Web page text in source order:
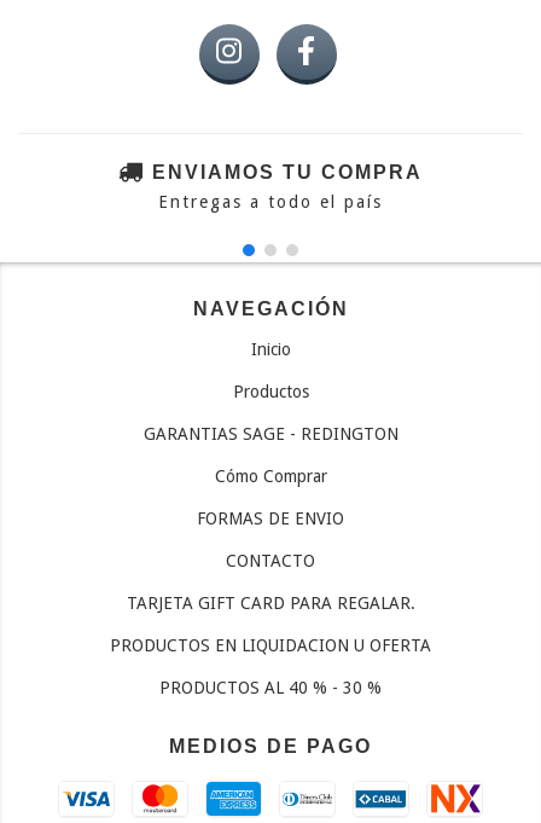
ENVIAMOS TU COMPRA
Entregas a todo el país
NAVEGACIÓN
Inicio
Productos
GARANTIAS SAGE - REDINGTON
Cómo Comprar
FORMAS DE ENVIO
CONTACTO
TARJETA GIFT CARD PARA REGALAR.
PRODUCTOS EN LIQUIDACION U OFERTA
PRODUCTOS AL 40 % - 30 %
MEDIOS DE PAGO